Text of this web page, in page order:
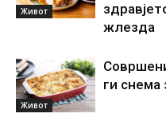
Живот
жлезда
Живот
ги снема